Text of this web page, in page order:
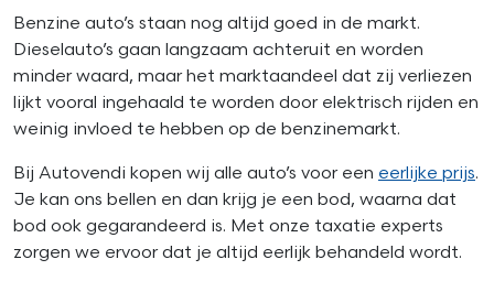
Benzine auto’s staan nog altijd goed in de markt.
Dieselauto’s gaan langzaam achteruit en worden
minder waard, maar het marktaandeel dat zij verliezen
lijkt vooral ingehaald te worden door elektrisch rijden en
weinig invloed te hebben op de benzinemarkt.
Bij Autovendi kopen wij alle auto’s voor een eerlijke prijs.
Je kan ons bellen en dan krijg je een bod, waarna dat
bod ook gegarandeerd is. Met onze taxatie experts
zorgen we ervoor dat je altijd eerlijk behandeld wordt.